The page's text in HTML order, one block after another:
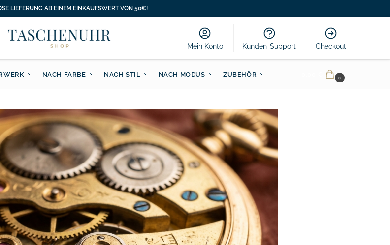
LIEFERUNG AB EINEM EINKAUFSWERT VON 50€!
Mein Konto Kunden-Support Checkout
NACH FARBE NACH STIL NACH MODUS ZUBEHÖR 0